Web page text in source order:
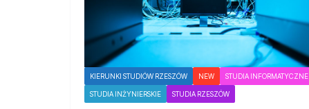
KIERUNKI STUDIÓW RZESZÓW NEW STUDIA INFORMATYCZNE
STUDIA INŻYNIERSKIE STUDIA RZESZÓW